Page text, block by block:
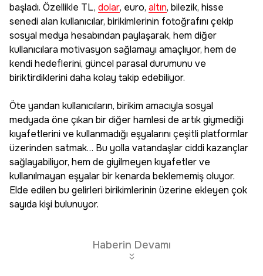
başladı. Özellikle TL, dolar, euro, altın, bilezik, hisse
senedi alan kullanıcılar, birikimlerinin fotoğrafını çekip
sosyal medya hesabından paylaşarak, hem diğer
kullanıcılara motivasyon sağlamayı amaçlıyor, hem de
kendi hedeflerini, güncel parasal durumunu ve
biriktirdiklerini daha kolay takip edebiliyor.
Öte yandan kullanıcıların, birikim amacıyla sosyal
medyada öne çıkan bir diğer hamlesi de artık giymediği
kıyafetlerini ve kullanmadığı eşyalarını çeşitli platformlar
üzerinden satmak… Bu yolla vatandaşlar ciddi kazançlar
sağlayabiliyor, hem de giyilmeyen kıyafetler ve
kullanılmayan eşyalar bir kenarda beklememiş oluyor.
Elde edilen bu gelirleri birikimlerinin üzerine ekleyen çok
sayıda kişi bulunuyor.
Haberin Devamı